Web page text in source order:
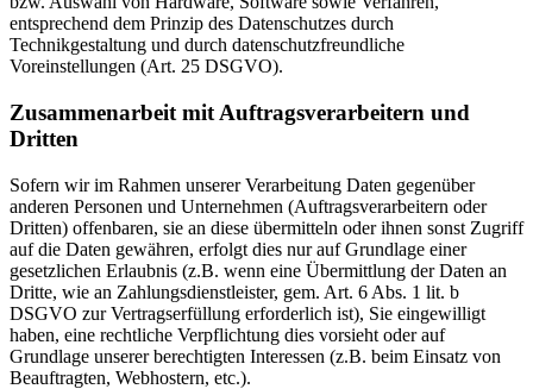
entsprechend dem Prinzip des Datenschutzes durch
Technikgestaltung und durch datenschutzfreundliche
Voreinstellungen (Art. 25 DSGVO).
Zusammenarbeit mit Auftragsverarbeitern und
Dritten
Sofern wir im Rahmen unserer Verarbeitung Daten gegenüber
anderen Personen und Unternehmen (Auftragsverarbeitern oder
Dritten) offenbaren, sie an diese übermitteln oder ihnen sonst Zugriff
auf die Daten gewähren, erfolgt dies nur auf Grundlage einer
gesetzlichen Erlaubnis (z.B. wenn eine Übermittlung der Daten an
Dritte, wie an Zahlungsdienstleister, gem. Art. 6 Abs. 1 lit. b
DSGVO zur Vertragserfüllung erforderlich ist), Sie eingewilligt
haben, eine rechtliche Verpflichtung dies vorsieht oder auf
Grundlage unserer berechtigten Interessen (z.B. beim Einsatz von
Beauftragten, Webhostern, etc.).